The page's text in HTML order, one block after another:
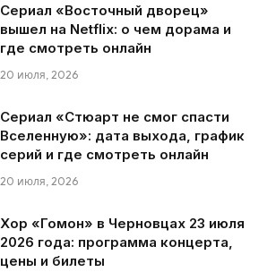
Сериал «Восточный дворец»
вышел на Netflix: о чем дорама и
где смотреть онлайн
20 июля, 2026
Сериал «Стюарт не смог спасти
Вселенную»: дата выхода, график
серий и где смотреть онлайн
20 июля, 2026
Хор «Гомон» в Черновцах 23 июля
2026 года: программа концерта,
цены и билеты